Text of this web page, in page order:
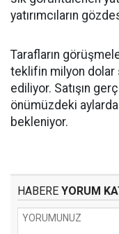
yatırımcıların
Tarafların
teklifin milyon
ediliyor. Satışın
önümüzdeki
bekleniyor.
HABERE YORUM